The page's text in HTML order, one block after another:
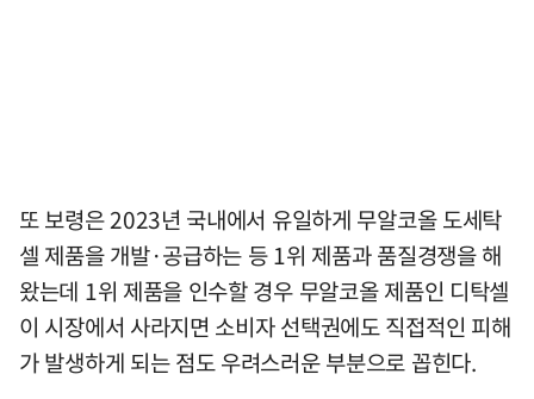
또 보령은 2023년 국내에서 유일하게 무알코올 도세탁
셀 제품을 개발·공급하는 등 1위 제품과 품질경쟁을 해
왔는데 1위 제품을 인수할 경우 무알코올 제품인 디탁셀
이 시장에서 사라지면 소비자 선택권에도 직접적인 피해
가 발생하게 되는 점도 우려스러운 부분으로 꼽힌다.